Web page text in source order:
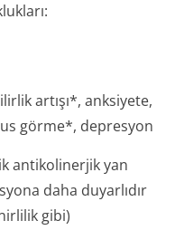
artışı*, anksiyete,
görme*, depresyon
antikolinerjik yan
daha duyarlıdır
gibi)